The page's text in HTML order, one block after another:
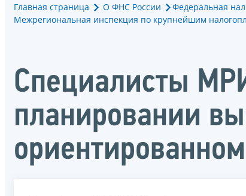
Главная страница О ФНС России Федеральная
Межрегиональная инспекция по крупнейшим
Специалисты
планировании